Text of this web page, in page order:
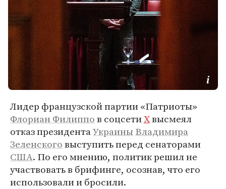
Лидер французской партии «Патриоты»
Флориан Филиппов соцсетиXвысмеял
отказ президентаУкраиныВладимира
Зеленскоговыступить перед сенаторами
США. По его мнению, политик решил не
участвовать в брифинге, осознав, что его
использовали и бросили.